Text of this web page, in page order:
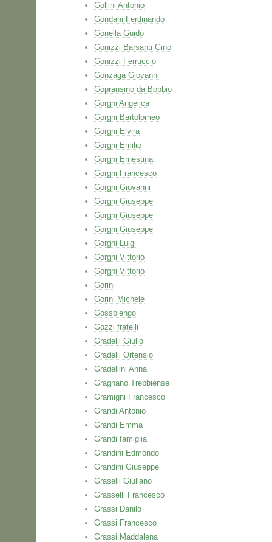
Gollini Antonio
Gondani Ferdinando
Gonella Guido
Gonizzi Barsanti Gino
Gonizzi Ferruccio
Gonzaga Giovanni
Gopransino da Bobbio
Gorgni Angelica
Gorgni Bartolomeo
Gorgni Elvira
Gorgni Emilio
Gorgni Ernestina
Gorgni Francesco
Gorgni Giovanni
Gorgni Giuseppe
Gorgni Giuseppe
Gorgni Giuseppe
Gorgni Luigi
Gorgni Vittorio
Gorgni Vittorio
Gorini
Gorini Michele
Gossolengo
Gozzi fratelli
Gradelli Giulio
Gradelli Ortensio
Gradellini Anna
Gragnano Trebbiense
Gramigni Francesco
Grandi Antonio
Grandi Emma
Grandi famiglia
Grandini Edmondo
Grandini Giuseppe
Graselli Giuliano
Grasselli Francesco
Grassi Danilo
Grassi Francesco
Grassi Maddalena